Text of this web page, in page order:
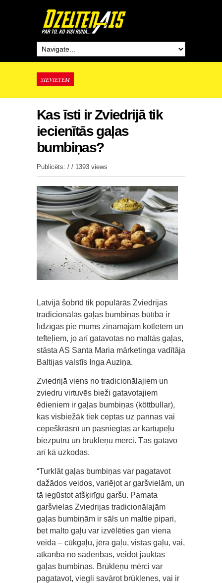
SIEVIETĒM
Kas īsti ir Zviedrijā tik
iecienītās gaļas
bumbiņas?
Publicēts: / / 1393 views
Latvijā šobrīd tik populārās Zviedrijas
tradicionālās gaļas bumbiņas būtībā ir
līdzīgas pie mums zināmajām kotletēm un
tefteļiem, jo arī gatavotas no maltās gaļas,
stāsta AS Santa Maria mārketinga vadītāja
Baltijas valstīs Inga Auziņa.
Zviedrijā viens no tradicionālajiem un
zviedru virtuvēs bieži gatavotajiem
ēdieniem ir gaļas bumbiņas (köttbullar),
kas visbiežāk tiek ceptas uz pannas vai
cepeškrāsnī un pasniegtas ar kartupeļu
biezputru un brūkleņu mērci. Tās gatavo
arī kā uzkodas.
“Turklāt gaļas bumbiņas var pagatavot
dažādos veidos, variējot ar garšvielām, un
tā iegūstot atšķirīgu garšu. Pamata
garšvielas Zviedrijas tradicionālajām
gaļas bumbiņām ir sāls un maltie pipari,
bet malto gaļu var izvēlēties gan viena
veida – cūkgaļu, jēra gaļu, vistas gaļu, vai,
atkarībā no saderības, veidot jauktās
gaļas bumbiņas. Brūkleņu mērci var
pagatavot, viegli savārot brūklenes, vai ir